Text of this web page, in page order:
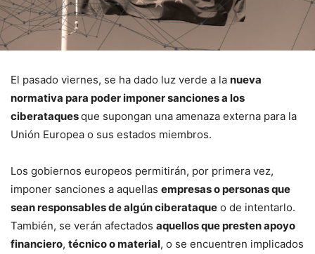
El pasado viernes, se ha dado luz verde a la nueva
normativa para poder imponer sanciones a los
ciberataquesque supongan una amenaza externa para la
Unión Europea o sus estados miembros.
Los gobiernos europeos permitirán, por primera vez,
imponer sanciones a aquellas empresas o personas que
sean responsables de algún ciberataque o de intentarlo.
También, se verán afectados aquellos que presten apoyo
financiero, técnico o material, o se encuentren implicados